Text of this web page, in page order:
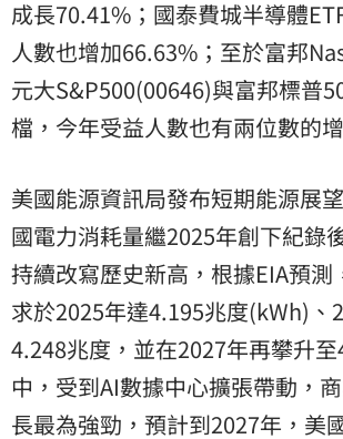
成長70.41%；國泰費城半導體
人數也增加66.63%；至於富邦
元大S&P500(00646)與富邦標普
檔，今年受益人數也有兩位數的
美國能源資訊局發布短期能源展
國電力消耗量繼2025年創下紀錄
持續改寫歷史新高，根據EIA預測
求於2025年達4.195兆度(kWh)、
4.248兆度，並在2027年再攀升
中，受到AI數據中心擴張帶動，
長最為強勁，預計到2027年，美